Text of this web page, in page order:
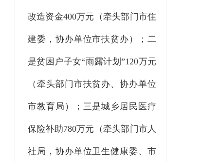
改造资金400万元（牵头部门市住
建委，协办单位市扶贫办）；二
是贫困户子女“雨露计划”120万元
（牵头部门市扶贫办、协办单位
市教育局）；三是城乡居民医疗
保险补助780万元（牵头部门市人
社局，协办单位卫生健康委、市